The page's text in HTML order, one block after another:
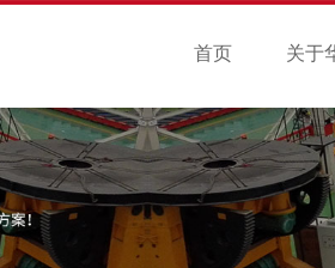
首页 关于